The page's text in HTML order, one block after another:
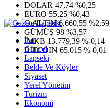
DOLAR 47,74 %0,25
EURO 55,25 %0,43
G.ALTIN6.660,55 %2,59
GÜMÜŞ 98 %3,57
IMKB 13.779,39 %-0,14
BITCOIN 65.015 %-0,01
İlan
Güncel
Lapseki
Belde Ve Köyler
Siyaset
Yerel Yönetim
Turizm
Ekonomi